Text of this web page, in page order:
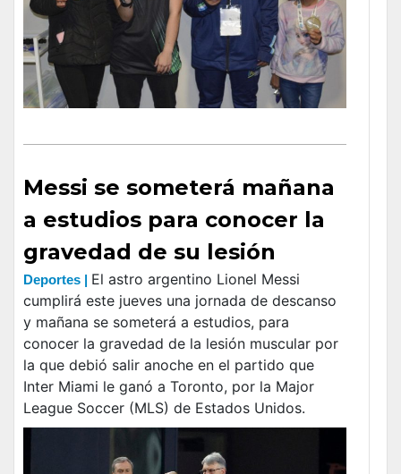
Messi se someterá mañana
a estudios para conocer la
gravedad de su lesión
Deportes | El astro argentino Lionel Messi
cumplirá este jueves una jornada de descanso
y mañana se someterá a estudios, para
conocer la gravedad de la lesión muscular por
la que debió salir anoche en el partido que
Inter Miami le ganó a Toronto, por la Major
League Soccer (MLS) de Estados Unidos.